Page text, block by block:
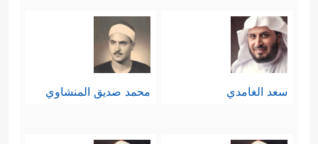
سعد الغامدي محمد صديق المنشاوي